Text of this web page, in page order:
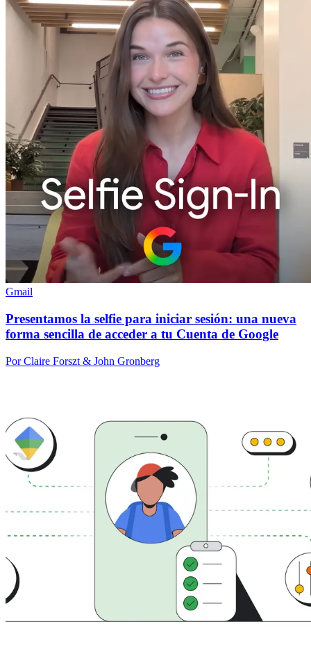
Gmail
Presentamos la selfie para iniciar sesión: una nueva
forma sencilla de acceder a tu Cuenta de Google
Por Claire Forszt & John Gronberg